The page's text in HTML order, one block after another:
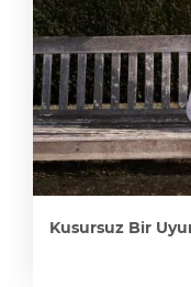
Kusursuz Bir